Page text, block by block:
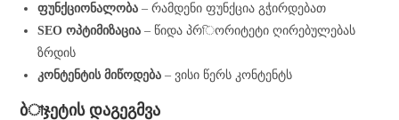
ფუნქციონალობა – რამდენი ფუნქცია გჭირდებათ
SEO ოპტიმიზაცია – წიდა პრিორიტეტი ღირებულებას
ზრდის
კონტენტის მიწოდება – ვისი წერს კონტენტს
ბাჯეტის დაგეგმვა